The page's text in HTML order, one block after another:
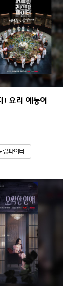
요리 예능이
랑파이터